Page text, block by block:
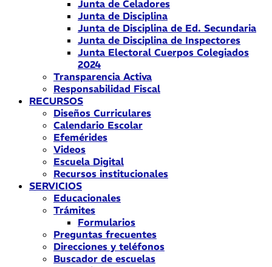
Junta de Celadores
Junta de Disciplina
Junta de Disciplina de Ed. Secundaria
Junta de Disciplina de Inspectores
Junta Electoral Cuerpos Colegiados
2024
Transparencia Activa
Responsabilidad Fiscal
RECURSOS
Diseños Curriculares
Calendario Escolar
Efemérides
Videos
Escuela Digital
Recursos institucionales
SERVICIOS
Educacionales
Trámites
Formularios
Preguntas frecuentes
Direcciones y teléfonos
Buscador de escuelas